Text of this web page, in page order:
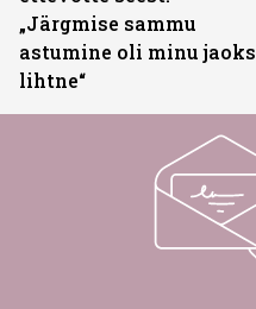
„Järgmise sammu
astumine oli minu jaoks
lihtne“